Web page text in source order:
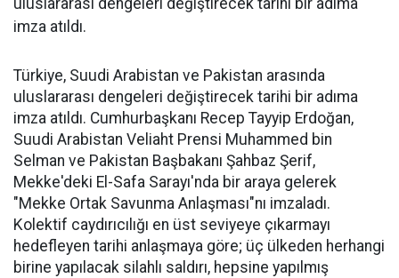
uluslararası dengeleri değiştirecek tarihi bir adıma
imza atıldı.
Türkiye, Suudi Arabistan ve Pakistan arasında
uluslararası dengeleri değiştirecek tarihi bir adıma
imza atıldı. Cumhurbaşkanı Recep Tayyip Erdoğan,
Suudi Arabistan Veliaht Prensi Muhammed bin
Selman ve Pakistan Başbakanı Şahbaz Şerif,
Mekke'deki El-Safa Sarayı'nda bir araya gelerek
"Mekke Ortak Savunma Anlaşması"nı imzaladı.
Kolektif caydırıcılığı en üst seviyeye çıkarmayı
hedefleyen tarihi anlaşmaya göre; üç ülkeden herhangi
birine yapılacak silahlı saldırı, hepsine yapılmış